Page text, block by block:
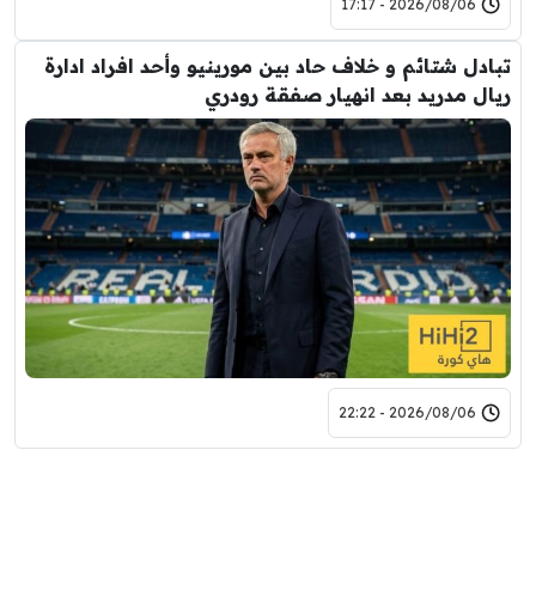
2026/08/06 - 17:17
تبادل شتائم و خلاف حاد بين مورينيو وأحد افراد ادارة
ريال مدريد بعد انهيار صفقة رودري
2026/08/06 - 22:22